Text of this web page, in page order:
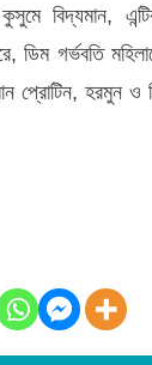
বিদ্যমান,
ডিম গর্ভবতি
প্রোটিন, হরমুন ও